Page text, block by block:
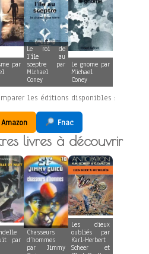
par
Le roi de
l’île au
sceptre par
Michael
Coney
Le gnome par
Michael
Coney
les éditions disponibles :
Amazon Fnac
livres à découvrir
par
Chasseurs
d’hommes
par Jimmy
Les dieux
oubliés par
Karl-Herbert
Scheer et